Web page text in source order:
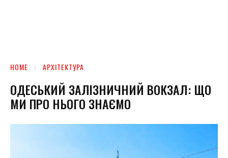
HOME АРХІТЕКТУРА
ОДЕСЬКИЙ ЗАЛІЗНИЧНИЙ ВОКЗАЛ: ЩО
МИ ПРО НЬОГО ЗНАЄМО